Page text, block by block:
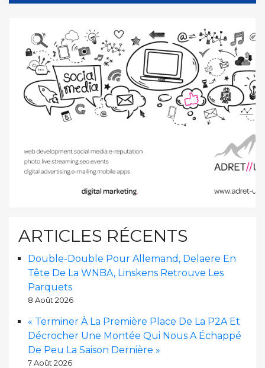
ARTICLES RÉCENTS
Double-Double Pour Allemand, Delaere En
Tête De La WNBA, Linskens Retrouve Les
Parquets
8 Août 2026
« Terminer À La Première Place De La P2A Et
Décrocher Une Montée Qui Nous A Échappé
De Peu La Saison Dernière »
7 Août 2026